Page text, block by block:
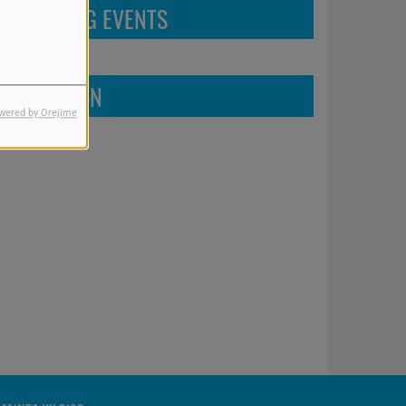
by Orejime
UPCOMING EVENTS
FIND US ON